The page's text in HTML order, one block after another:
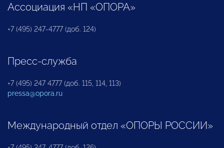
Ассоциация «НП «ОПОРА»
+7 (495) 247-4777 (доб. 124)
Пресс-служба
+7 (495) 247 4777 (доб. 115, 114, 113)
pressa@opora.ru
Международный отдел «ОПОРЫ РОССИИ»